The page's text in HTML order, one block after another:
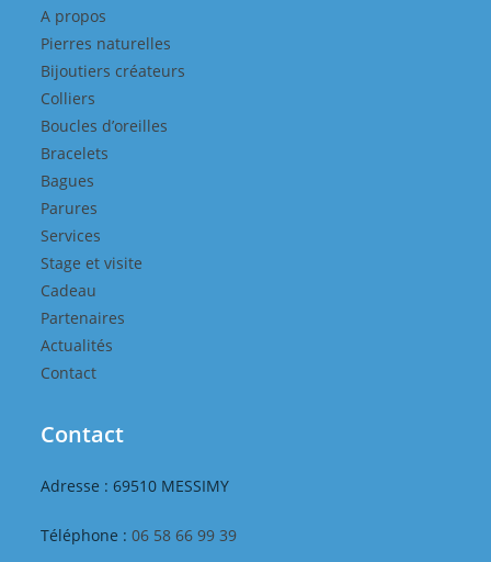
A propos
Pierres naturelles
Bijoutiers créateurs
Colliers
Boucles d’oreilles
Bracelets
Bagues
Parures
Services
Stage et visite
Cadeau
Partenaires
Actualités
Contact
Contact
Adresse : 69510 MESSIMY
Téléphone :06 58 66 99 39